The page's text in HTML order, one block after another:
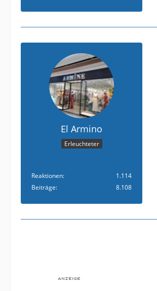
El Armino
Erleuchteter
Reaktionen
1.114
Beiträge
8.108